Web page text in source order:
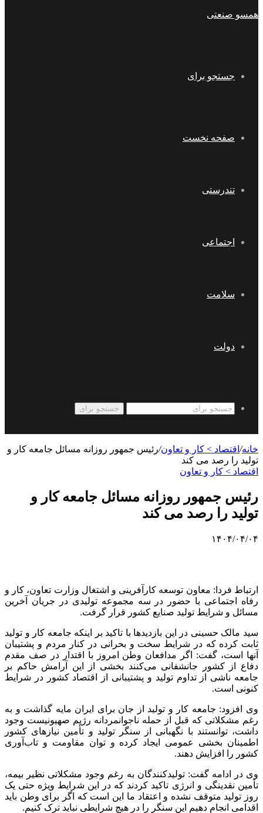
همسو صنعتی
جستجو برای
صفحه نخست
تندرستی
اجتماعی
سلامت
دولت
جستجو برای
خانه/ اقتصاد > کار و تعاون/رئیس جمهور روزانه مسائل جامعه کار و
تولید را رصد می کند
اقتصاد > کار و تعاون
رئیس جمهور روزانه مسائل جامعه کار و
تولید را رصد می کند
۱۴۰۴/۰۴/۰۴
ارتباط فردا: معاون توسعه کارآفرینی و اشتغال وزارت تعاون، کار و
رفاه اجتماعی با حضور در سه مجموعه تولیدی در جریان آخرین
مسائل و شرایط تولید صنایع کشور قرار گرفت.
سید مالک حسینی در این بازدیدها با تاکید بر اینکه جامعه کار و تولید
ثابت کرده که در شرایط سخت و بحرانی در کنار مردم و پشتیبان
آنها است، گفت: اگر مدافعان وطن امروز با اقتدار در صف مقدم
دفاع از کشور جانشفانی می‌کنند بخشی از این آرامش حاکم بر
جامعه ناشی از تداوم تولید و پشتیبانی از اقتصاد کشور در شرایط
کنونی است.
وی افزود: جامعه کار و تولید از جان برای ایران مایه گذاشت و به
رغم مشکلاتی که قبل از حمله ناجوانمردانه رژیم صهیونیست وجود
داشت، توانستند با نگهبانی از سنگر تولید و تأمین نیازهای کشور
اطمینان بخشی عمومی ایجاد کرده و توان مقاومت و تاب‌آوری
کشور را افزایش دهند.
وی در ادامه گفت: تولیدکنندگان به رغم وجود مشکلاتی نظیر بیمه،
تأمین نقدینگی و انرژی تاکید کردند که در این شرایط ویژه حتی یک
روز تولید متوقف نشده و اعتقاد ما این است که اگر برای وطن باید
اقدامی انجام دهیم این سنگر را در هیچ شرایطی نباید ترک کنیم.